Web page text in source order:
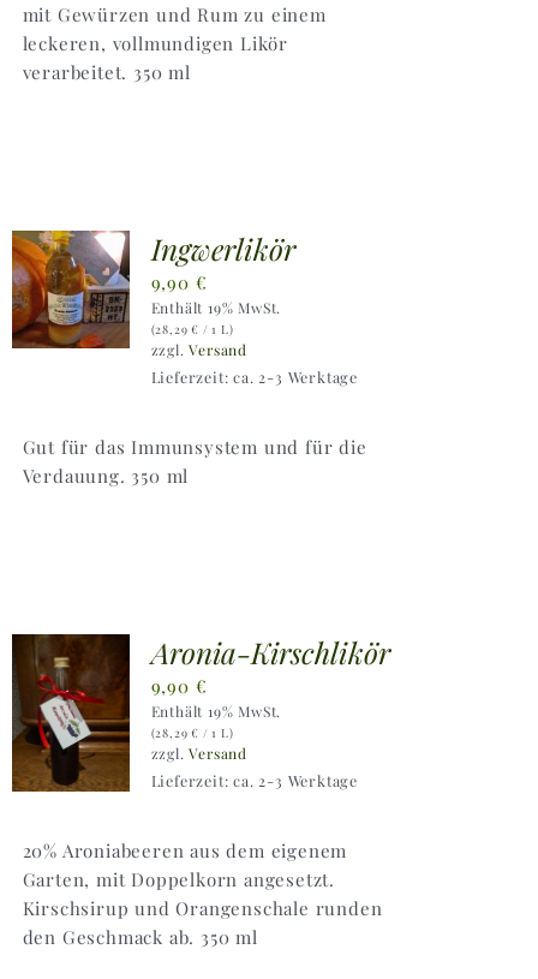
mit Gewürzen und Rum zu einem
leckeren, vollmundigen Likör
verarbeitet. 350 ml
Ingwerlikör
9,90 €
Enthält 19% MwSt.
(28,29€ / 1 L)
zzgl.Versand
Lieferzeit: ca. 2-3 Werktage
Gut für das Immunsystem und für die
Verdauung. 350 ml
Aronia-Kirschlikör
9,90 €
Enthält 19% MwSt.
(28,29€ / 1 L)
zzgl.Versand
Lieferzeit: ca. 2-3 Werktage
20% Aroniabeeren aus dem eigenem
Garten, mit Doppelkorn angesetzt.
Kirschsirup und Orangenschale runden
den Geschmack ab. 350 ml